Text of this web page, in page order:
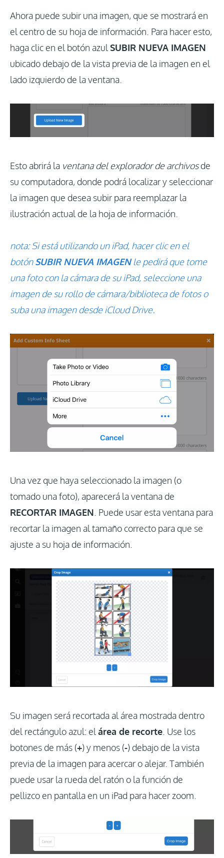
Ahora puede subir una imagen, que se mostrará en
el centro de su hoja de información. Para hacer esto,
haga clic en el botón azul SUBIR NUEVA IMAGEN
ubicado debajo de la vista previa de la imagen en el
lado izquierdo de la ventana.
Esto abrirá la ventana del explorador de archivosde
su computadora, donde podrá localizar y seleccionar
la imagen que desea subir para reemplazar la
ilustración actual de la hoja de información.
nota: Si está utilizando un iPad, hacer clic en el
botónSUBIR NUEVA IMAGENle pedirá que tome
una foto con la cámara de su iPad, seleccione una
imagen de su rollo de cámara/biblioteca de fotos o
suba una imagen desde iCloud Drive.
Una vez que haya seleccionado la imagen (o
tomado una foto), aparecerá la ventana de
RECORTAR IMAGEN . Puede usar esta ventana para
recortar la imagen al tamaño correcto para que se
ajuste a su hoja de información.
Su imagen será recortada al área mostrada dentro
del rectángulo azul: elárea de recorte . Use los
botones de más (+) y menos (-) debajo de la vista
previa de la imagen para acercar o alejar. También
puede usar la rueda del ratón o la función de
pellizco en pantalla en un iPad para hacer zoom.